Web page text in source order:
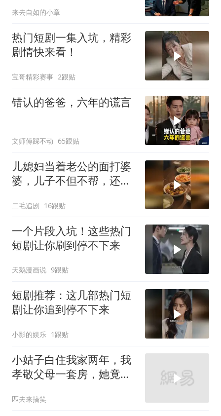
来去自如的小章
热门短剧一集入坑，精彩
剧情快来看！
宝哥精彩赛事 2跟贴
错认的爸爸，六年的谎言
文师傅踩不动 65跟贴
儿媳妇当着老公的面打婆
婆，儿子不但不帮，还助
二毛追剧 16跟贴
一个片段入坑！这些热门
短剧让你刷到停不下来
天鹅漫画说 9跟贴
短剧推荐：这几部热门短
剧让你追到停不下来
小影的娱乐 1跟贴
小姑子白住我家两年，我
孝敬父母一套房，她竟开
匹夫来搞笑